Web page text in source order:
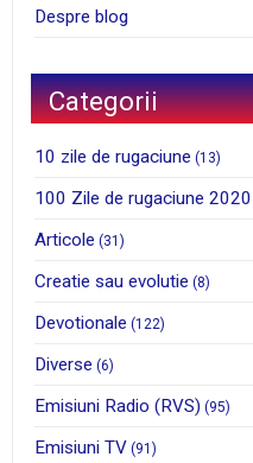
Despre blog
Categorii
10 zile de rugaciune (13)
100 Zile de rugaciune 2020
Articole (31)
Creatie sau evolutie (8)
Devotionale (122)
Diverse (6)
Emisiuni Radio (RVS) (95)
Emisiuni TV (91)